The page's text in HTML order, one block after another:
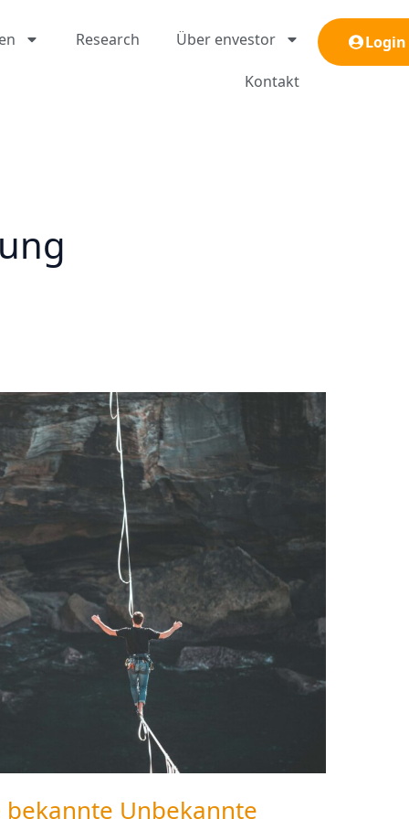
Research Über envestor
Kontakt
Login
bekannte Unbekannte